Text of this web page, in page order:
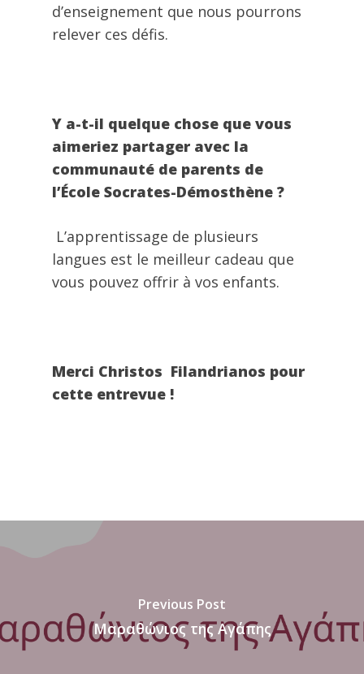
d’enseignement que nous pourrons
relever ces défis.
Y a-t-il quelque chose que vous
aimeriez partager avec la
communauté de parents de
l’École Socrates-Démosthène ?
L’apprentissage de plusieurs
langues est le meilleur cadeau que
vous pouvez offrir à vos enfants.
Merci Christos Filandrianos pour
cette entrevue !
Previous Post
Μαραθώνιος της Αγάπης